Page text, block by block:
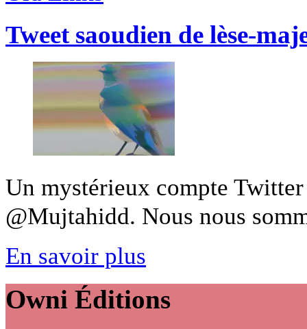
Tweet saoudien de lèse-
Un mystérieux compte
@Mujtahidd. Nous nous
En savoir plus
Owni Éditions